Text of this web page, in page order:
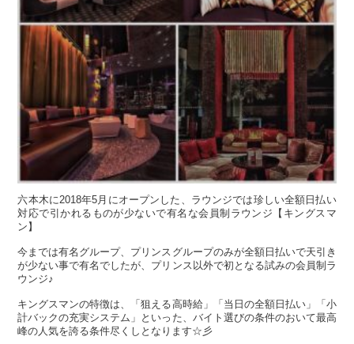
六本木に2018年5月にオープンした、ラウンジでは珍しい全額日払い
対応で引かれるものが少ないで有名な会員制ラウンジ【キングスマ
ン】
今までは有名グループ、プリンスグループのみが全額日払いで天引き
が少ない事で有名でしたが、プリンス以外で初となる試みの会員制ラ
ウンジ♪
キングスマンの特徴は、「狙える高時給」「当日の全額日払い」「小
計バックの充実システム」といった、バイト選びの条件のおいて最高
峰の人気を誇る条件尽くしとなります☆彡